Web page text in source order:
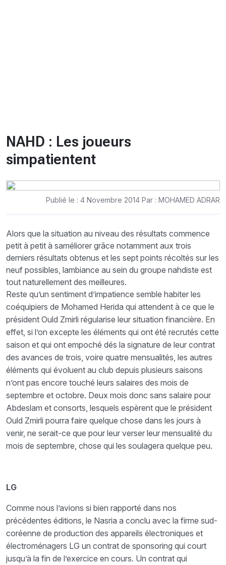
NAHD : Les joueurs
simpatientent
Publié le : 4 Novembre 2014 Par : MOHAMED ADRAR
Alors que la situation au niveau des résultats commence
petit à petit à saméliorer grâce notamment aux trois
derniers résultats obtenus et les sept points récoltés sur les
neuf possibles, lambiance au sein du groupe nahdiste est
tout naturellement des meilleures.
Reste qu’un sentiment d’impatience semble habiter les
coéquipiers de Mohamed Herida qui attendent à ce que le
président Ould Zmirli régularise leur situation financière. En
effet, si l’on excepte les éléments qui ont été recrutés cette
saison et qui ont empoché dés la signature de leur contrat
des avances de trois, voire quatre mensualités, les autres
éléments qui évoluent au club depuis plusieurs saisons
n’ont pas encore touché leurs salaires des mois de
septembre et octobre. Deux mois donc sans salaire pour
Abdeslam et consorts, lesquels espèrent que le président
Ould Zmirli pourra faire quelque chose dans les jours à
venir, ne serait-ce que pour leur verser leur mensualité du
mois de septembre, chose qui les soulagera quelque peu.
LG
Comme nous l’avions si bien rapporté dans nos
précédentes éditions, le Nasria a conclu avec la firme sud-
coréenne de production des appareils électroniques et
électroménagers LG un contrat de sponsoring qui court
jusqu’à la fin de l’exercice en cours. Un contrat qui